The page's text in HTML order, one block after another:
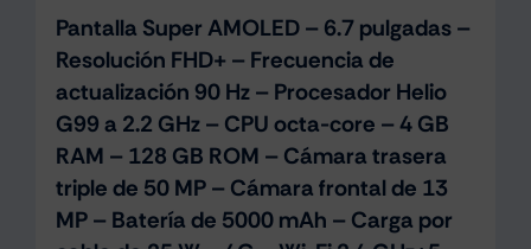
Pantalla Super AMOLED – 6.7 pulgadas –
Resolución FHD+ – Frecuencia de
actualización 90 Hz – Procesador Helio
G99 a 2.2 GHz – CPU octa-core – 4 GB
RAM – 128 GB ROM – Cámara trasera
triple de 50 MP – Cámara frontal de 13
MP – Batería de 5000 mAh – Carga por